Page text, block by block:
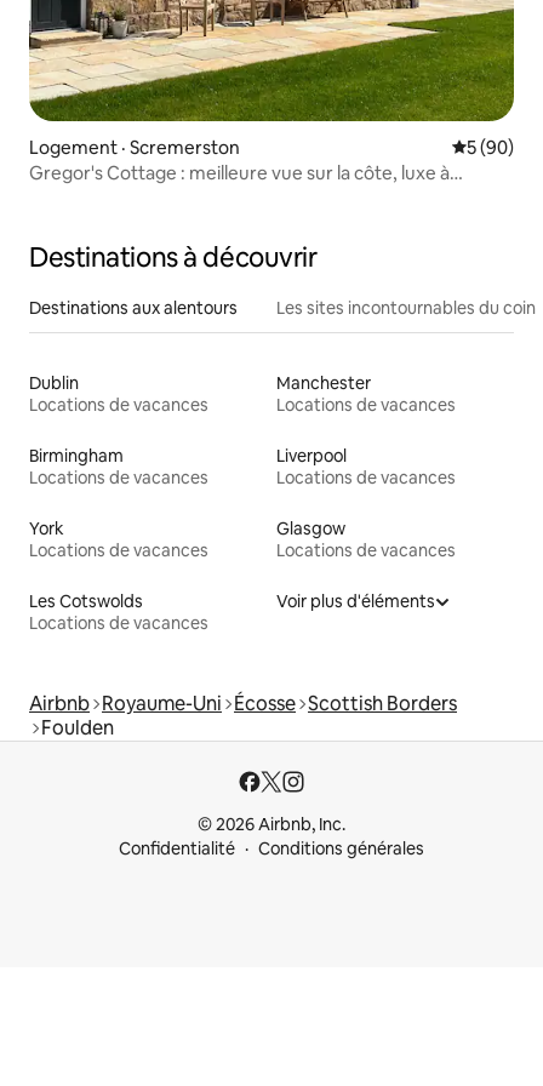
Logement · Scremerston Note
5 (90)
Gregor's Cottage : meilleure vue sur la côte, luxe à
Destinations à découvrir
Destinations aux alentours Les sites incontournables du coin
Dublin
Locations de vacances
Manchester
Locations de vacances
Birmingham
Locations de vacances
Liverpool
Locations de vacances
York
Locations de vacances
Glasgow
Locations de vacances
Les Cotswolds
Locations de vacances
Voir plus d'éléments
Airbnb Royaume-Uni Écosse Scottish Borders
Foulden
© 2026 Airbnb, Inc.
Confidentialité
Conditions générales